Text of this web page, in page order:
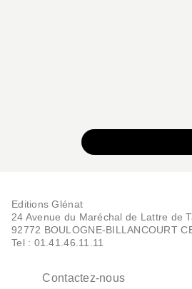
Panique à Londres
René Pétillon
Editions Glénat
24 Avenue du Maréchal de Lattre de
92772 BOULOGNE-BILLANCOURT
Tel : 01.41.46.11.11
Contactez-nous